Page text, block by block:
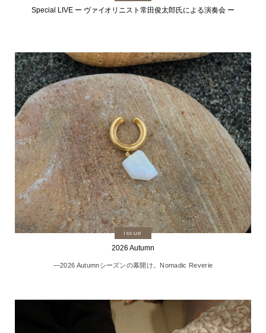
Special LIVE ー ヴァイオリニスト常田俊太郎氏による演奏会 ー
issue
2026 Autumn
―2026 Autumnシーズンの幕開け。Nomadic Reverie